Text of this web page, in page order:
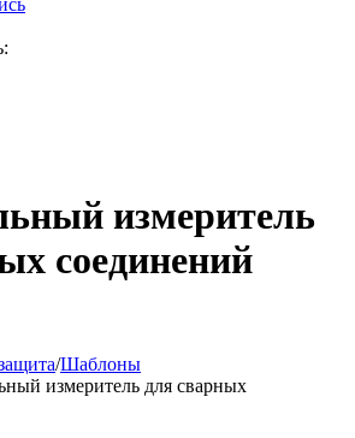
измеритель
соединений
/Шаблоны
измеритель для сварных